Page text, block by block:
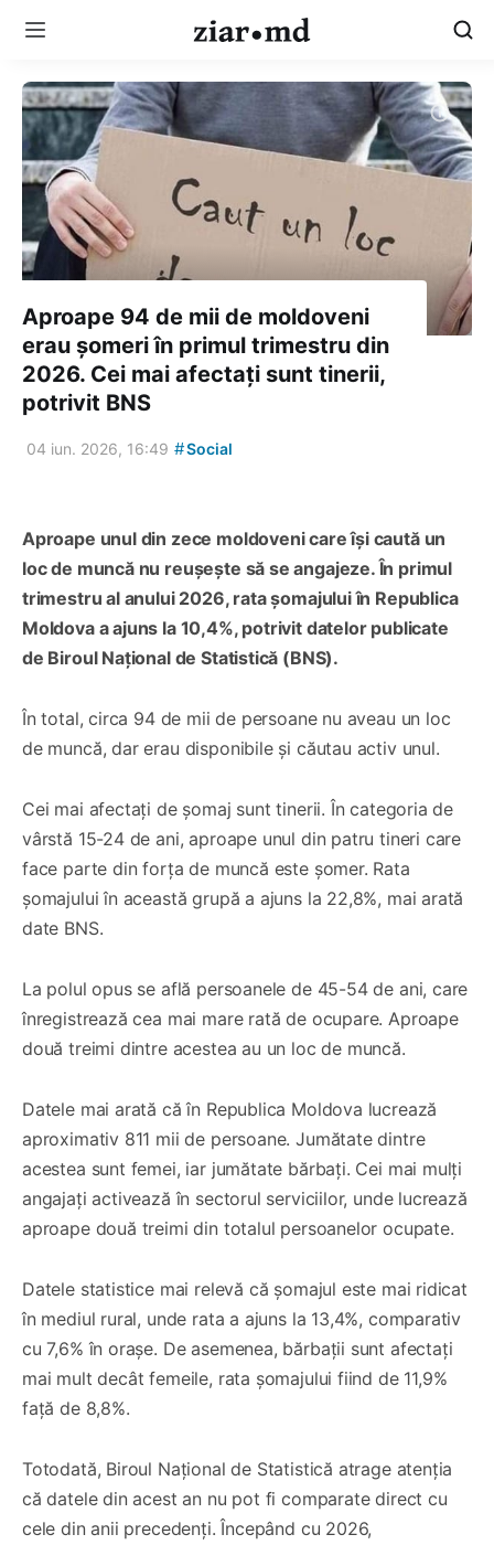
Aproape 94 de mii de moldoveni
erau șomeri în primul trimestru din
2026. Cei mai afectați sunt tinerii,
potrivit BNS
04 iun. 2026, 16:49 #Social
Aproape unul din zece moldoveni care își caută un
loc de muncă nu reușește să se angajeze. În primul
trimestru al anului 2026, rata șomajului în Republica
Moldova a ajuns la 10,4%, potrivit datelor publicate
de Biroul Național de Statistică (BNS).
În total, circa 94 de mii de persoane nu aveau un loc
de muncă, dar erau disponibile și căutau activ unul.
Cei mai afectați de șomaj sunt tinerii. În categoria de
vârstă 15-24 de ani, aproape unul din patru tineri care
face parte din forța de muncă este șomer. Rata
șomajului în această grupă a ajuns la 22,8%, mai arată
date BNS.
La polul opus se află persoanele de 45-54 de ani, care
înregistrează cea mai mare rată de ocupare. Aproape
două treimi dintre acestea au un loc de muncă.
Datele mai arată că în Republica Moldova lucrează
aproximativ 811 mii de persoane. Jumătate dintre
acestea sunt femei, iar jumătate bărbați. Cei mai mulți
angajați activează în sectorul serviciilor, unde lucrează
aproape două treimi din totalul persoanelor ocupate.
Datele statistice mai relevă că șomajul este mai ridicat
în mediul rural, unde rata a ajuns la 13,4%, comparativ
cu 7,6% în orașe. De asemenea, bărbații sunt afectați
mai mult decât femeile, rata șomajului fiind de 11,9%
față de 8,8%.
Totodată, Biroul Național de Statistică atrage atenția
că datele din acest an nu pot fi comparate direct cu
cele din anii precedenți. Începând cu 2026,